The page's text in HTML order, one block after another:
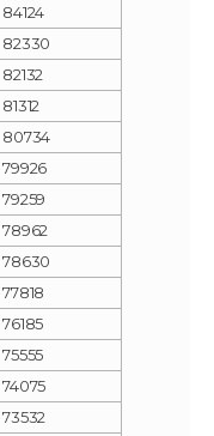
84124
82330
82132
81312
80734
79926
79259
78962
78630
77818
76185
75555
74075
73532